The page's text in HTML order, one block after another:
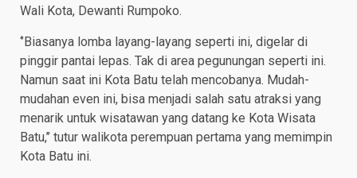
Wali Kota, Dewanti Rumpoko.
‘’Biasanya lomba layang-layang seperti ini, digelar di
pinggir pantai lepas. Tak di area pegunungan seperti ini.
Namun saat ini Kota Batu telah mencobanya. Mudah-
mudahan even ini, bisa menjadi salah satu atraksi yang
menarik untuk wisatawan yang datang ke Kota Wisata
Batu,’’ tutur walikota perempuan pertama yang memimpin
Kota Batu ini.